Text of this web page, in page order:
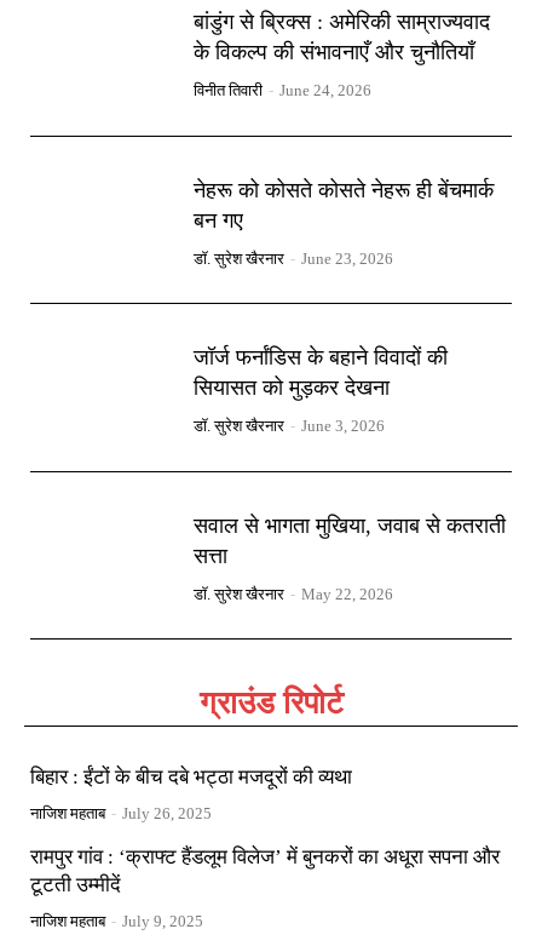
बांडुंग से ब्रिक्स : अमेरिकी साम्राज्यवाद
के विकल्प की संभावनाएँ और चुनौतियाँ
विनीत तिवारी - June 24, 2026
नेहरू को कोसते कोसते नेहरू ही बेंचमार्क
बन गए
डॉ. सुरेश खैरनार - June 23, 2026
जॉर्ज फर्नांडिस के बहाने विवादों की
सियासत को मुड़कर देखना
डॉ. सुरेश खैरनार - June 3, 2026
सवाल से भागता मुखिया, जवाब से कतराती
सत्ता
डॉ. सुरेश खैरनार - May 22, 2026
ग्राउंड रिपोर्ट
बिहार : ईंटों के बीच दबे भट्ठा मजदूरों की व्यथा
नाजिश महताब - July 26, 2025
रामपुर गांव : ‘क्राफ्ट हैंडलूम विलेज’ में बुनकरों का अधूरा सपना और
टूटती उम्मीदें
नाजिश महताब - July 9, 2025